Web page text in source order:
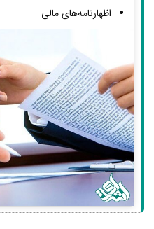
اظهارنامه‌های مالی